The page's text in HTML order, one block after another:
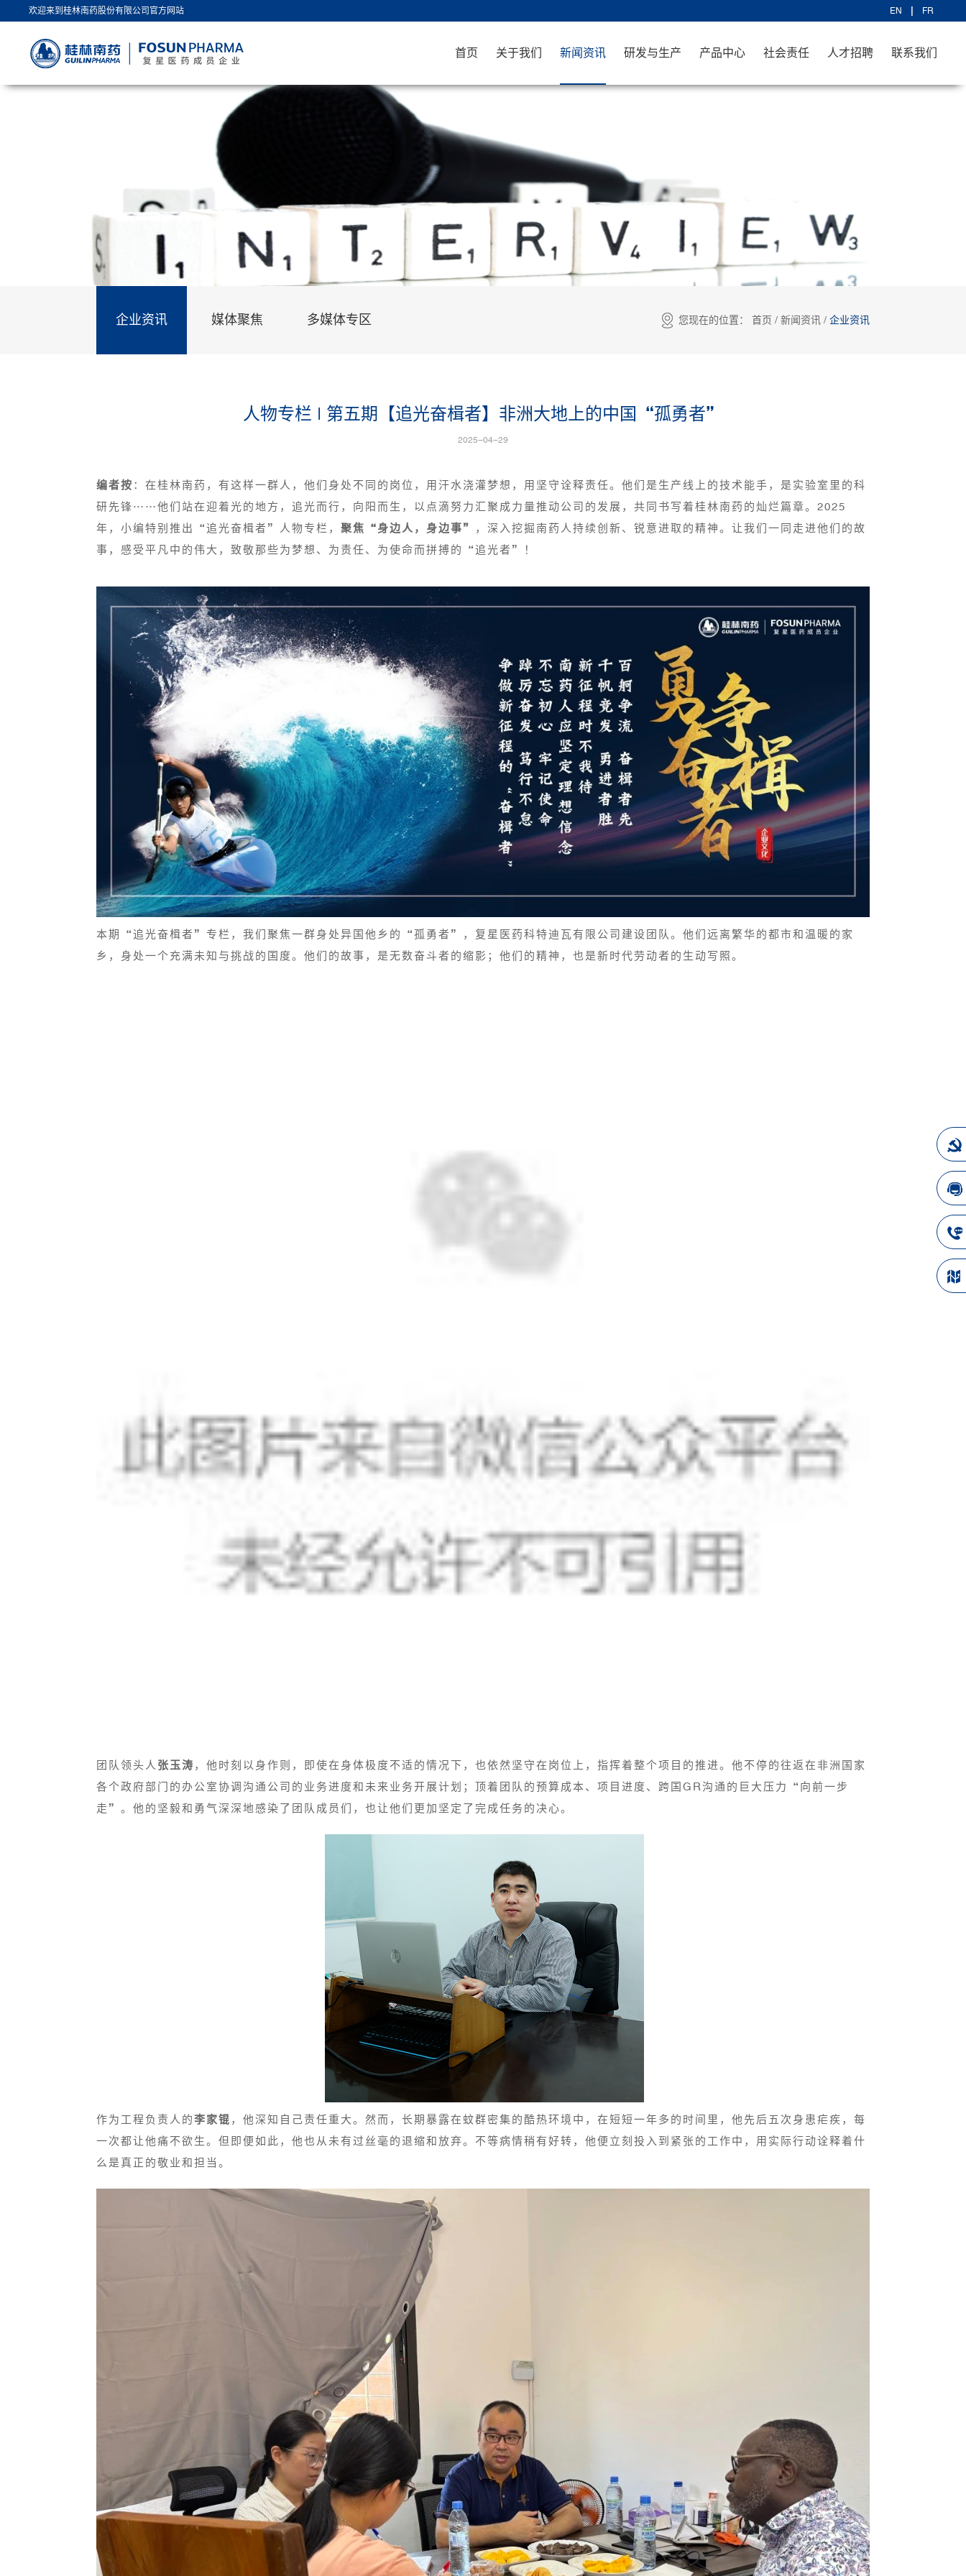
欢迎来到桂林南药股份有限公司官方网站 EN FR
首页 关于我们 新闻资讯 研发与生产 产品中心 社会责任 人才招聘 联系我们
企业资讯 媒体聚焦 多媒体专区 您现在的位置： 首页 / 新闻资讯 / 企业资讯
人物专栏 | 第五期【追光奋楫者】非洲大地上的中国“孤勇者”
2025-04-29
编者按 ：在桂林南药，有这样一群人，他们身处不同的岗位，用汗水浇灌梦想，用坚守诠释责任。他们是生产线上的技术能手，是实验室里的科
研先锋……他们站在迎着光的地方，追光而行，向阳而生，以点滴努力汇聚成力量推动公司的发展，共同书写着桂林南药的灿烂篇章。2025
年，小编特别推出“追光奋楫者”人物专栏，聚焦“身边人，身边事” ，深入挖掘南药人持续创新、锐意进取的精神。让我们一同走进他们的故
事，感受平凡中的伟大，致敬那些为梦想、为责任、为使命而拼搏的“追光者”！
本期“追光奋楫者”专栏，我们聚焦一群身处异国他乡的“孤勇者”，复星医药科特迪瓦有限公司建设团队。他们远离繁华的都市和温暖的家
乡，身处一个充满未知与挑战的国度。他们的故事，是无数奋斗者的缩影；他们的精神，也是新时代劳动者的生动写照。
团队领头人 张玉涛 ，他时刻以身作则，即使在身体极度不适的情况下，也依然坚守在岗位上，指挥着整个项目的推进。他不停的往返在非洲国家
各个政府部门的办公室协调沟通公司的业务进度和未来业务开展计划；顶着团队的预算成本、项目进度、跨国GR沟通的巨大压力“向前一步
走”。他的坚毅和勇气深深地感染了团队成员们，也让他们更加坚定了完成任务的决心。
作为工程负责人的李家锟 ，他深知自己责任重大。然而，长期暴露在蚊群密集的酷热环境中，在短短一年多的时间里，他先后五次身患疟疾，每
一次都让他痛不欲生。但即便如此，他也从未有过丝毫的退缩和放弃。不等病情稍有好转，他便立刻投入到紧张的工作中，用实际行动诠释着什
么是真正的敬业和担当。